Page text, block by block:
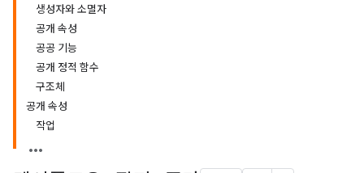
생성자와 소멸자
공개 속성
공공 기능
공개 정적 함수
구조체
공개 속성
작업